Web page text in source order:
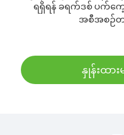
ရရှိရန် ခရက်ဒစ် ပက်ကေ့
အစီအစဉ်
နှုန်းထား